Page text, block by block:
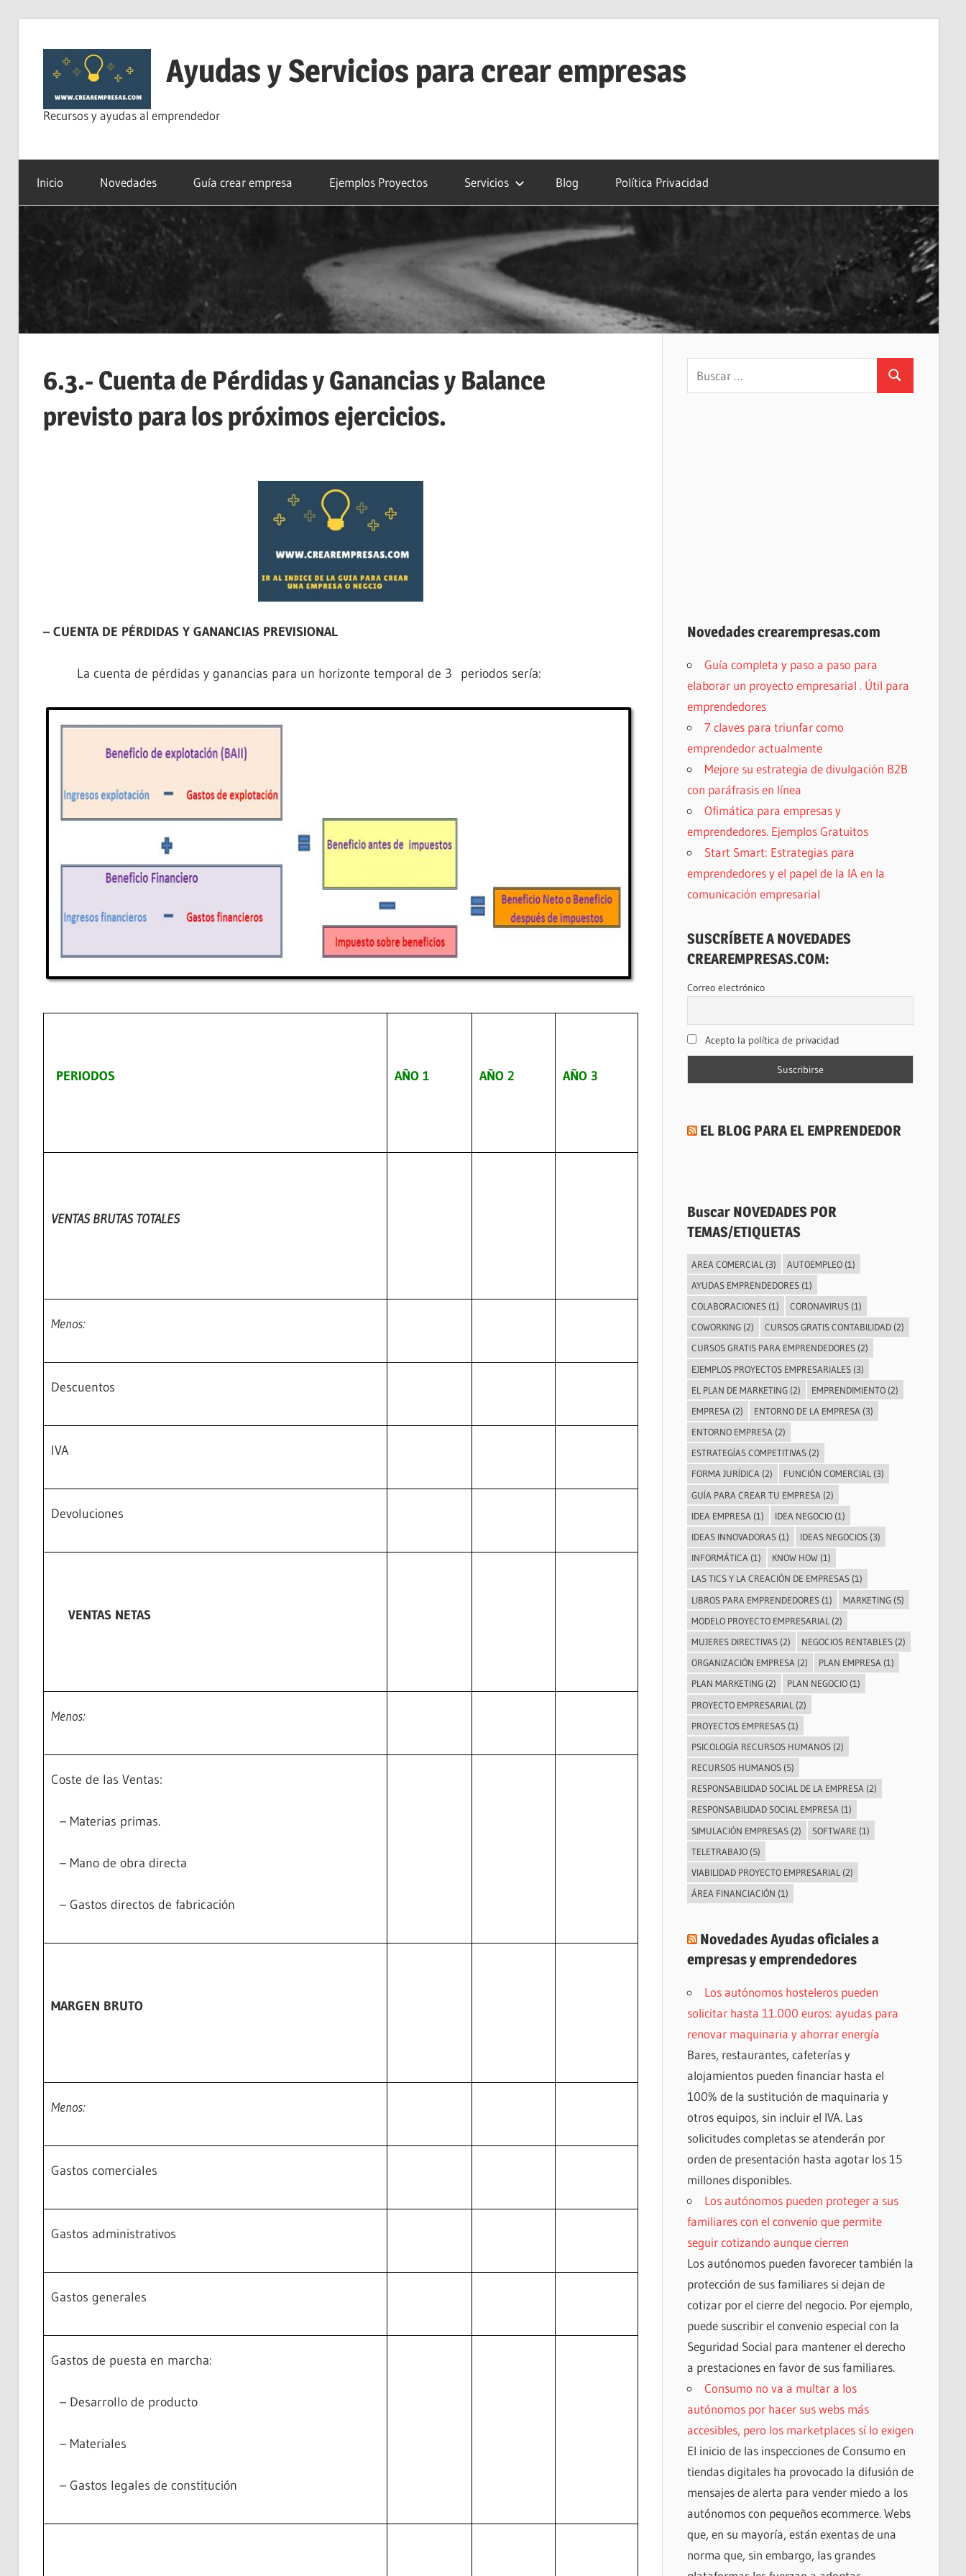
contenido
Ayudas y Servicios para crear empresas
Recursos y ayudas al emprendedor
Inicio Novedades Guía crear empresa Ejemplos Proyectos Servicios Blog Política Privacidad
6.3.- Cuenta de Pérdidas y Ganancias y Balance
previsto para los próximos ejercicios.
– CUENTA DE PÉRDIDAS Y GANANCIAS PREVISIONAL
La cuenta de pérdidas y ganancias para un horizonte temporal de 3 periodos sería:
PERIODOS AÑO 1 AÑO 2 AÑO 3
VENTAS BRUTAS TOTALES
Menos:
Descuentos
IVA
Devoluciones
VENTAS NETAS
Menos:
Coste de las Ventas:
– Materias primas.
– Mano de obra directa
– Gastos directos de fabricación
MARGEN BRUTO
Menos:
Gastos comerciales
Gastos administrativos
Gastos generales
Gastos de puesta en marcha:
– Desarrollo de producto
– Materiales
– Gastos legales de constitución
Buscar
Novedades crearempresas.com
Guía completa y paso a paso para
elaborar un proyecto empresarial . Útil para
emprendedores
7 claves para triunfar como
emprendedor actualmente
Mejore su estrategia de divulgación B2B
con paráfrasis en línea
Ofimática para empresas y
emprendedores. Ejemplos Gratuitos
Start Smart: Estrategias para
emprendedores y el papel de la IA en la
comunicación empresarial
SUSCRÍBETE A NOVEDADES
CREAREMPRESAS.COM:
Correo electrónico
Acepto la política de privacidad
EL BLOG PARA EL EMPRENDEDOR
Buscar NOVEDADES POR
TEMAS/ETIQUETAS
AREA COMERCIAL (3) AUTOEMPLEO (1)
AYUDAS EMPRENDEDORES (1)
COLABORACIONES (1) CORONAVIRUS (1)
COWORKING (2) CURSOS GRATIS CONTABILIDAD (2)
CURSOS GRATIS PARA EMPRENDEDORES (2)
EJEMPLOS PROYECTOS EMPRESARIALES (3)
EL PLAN DE MARKETING (2) EMPRENDIMIENTO (2)
EMPRESA (2) ENTORNO DE LA EMPRESA (3)
ENTORNO EMPRESA (2)
ESTRATEGÍAS COMPETITIVAS (2)
FORMA JURÍDICA (2) FUNCIÓN COMERCIAL (3)
GUÍA PARA CREAR TU EMPRESA (2)
IDEA EMPRESA (1) IDEA NEGOCIO (1)
IDEAS INNOVADORAS (1) IDEAS NEGOCIOS (3)
INFORMÁTICA (1) KNOW HOW (1)
LAS TICS Y LA CREACIÓN DE EMPRESAS (1)
LIBROS PARA EMPRENDEDORES (1) MARKETING (5)
MODELO PROYECTO EMPRESARIAL (2)
MUJERES DIRECTIVAS (2) NEGOCIOS RENTABLES (2)
ORGANIZACIÓN EMPRESA (2) PLAN EMPRESA (1)
PLAN MARKETING (2) PLAN NEGOCIO (1)
PROYECTO EMPRESARIAL (2)
PROYECTOS EMPRESAS (1)
PSICOLOGÍA RECURSOS HUMANOS (2)
RECURSOS HUMANOS (5)
RESPONSABILIDAD SOCIAL DE LA EMPRESA (2)
RESPONSABILIDAD SOCIAL EMPRESA (1)
SIMULACIÓN EMPRESAS (2) SOFTWARE (1)
TELETRABAJO (5)
VIABILIDAD PROYECTO EMPRESARIAL (2)
ÁREA FINANCIACIÓN (1)
Novedades Ayudas oficiales a
empresas y emprendedores
Los autónomos hosteleros pueden
solicitar hasta 11.000 euros: ayudas para
renovar maquinaria y ahorrar energía
Bares, restaurantes, cafeterías y
alojamientos pueden financiar hasta el
100% de la sustitución de maquinaria y
otros equipos, sin incluir el IVA. Las
solicitudes completas se atenderán por
orden de presentación hasta agotar los 15
millones disponibles.
Los autónomos pueden proteger a sus
familiares con el convenio que permite
seguir cotizando aunque cierren
Los autónomos pueden favorecer también la
protección de sus familiares si dejan de
cotizar por el cierre del negocio. Por ejemplo,
puede suscribir el convenio especial con la
Seguridad Social para mantener el derecho
a prestaciones en favor de sus familiares.
Consumo no va a multar a los
autónomos por hacer sus webs más
accesibles, pero los marketplaces sí lo exigen
El inicio de las inspecciones de Consumo en
tiendas digitales ha provocado la difusión de
mensajes de alerta para vender miedo a los
autónomos con pequeños ecommerce. Webs
que, en su mayoría, están exentas de una
norma que, sin embargo, las grandes